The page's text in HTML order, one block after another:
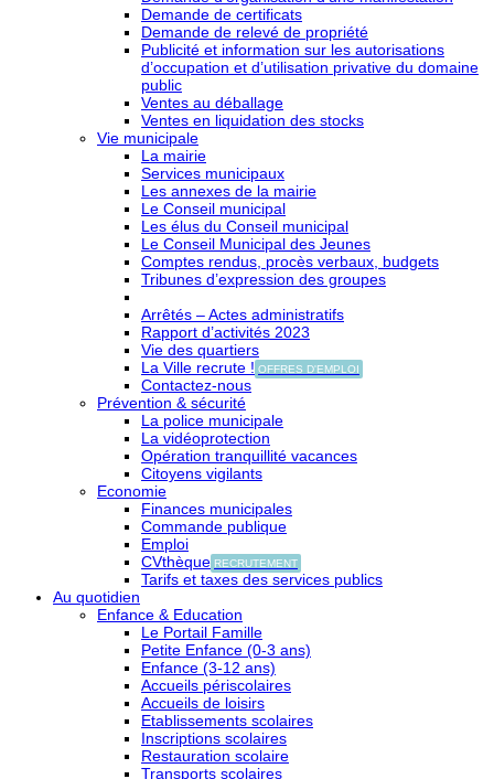
Demande de certificats
Demande de relevé de propriété
Publicité et information sur les autorisations
d’occupation et d’utilisation privative du domaine
public
Ventes au déballage
Ventes en liquidation des stocks
Vie municipale
La mairie
Services municipaux
Les annexes de la mairie
Le Conseil municipal
Les élus du Conseil municipal
Le Conseil Municipal des Jeunes
Comptes rendus, procès verbaux, budgets
Tribunes d’expression des groupes
Arrêtés – Actes administratifs
Rapport d’activités 2023
Vie des quartiers
La Ville recrute ! OFFRES D'EMPLOI
Contactez-nous
Prévention & sécurité
La police municipale
La vidéoprotection
Opération tranquillité vacances
Citoyens vigilants
Economie
Finances municipales
Commande publique
Emploi
CVthèque RECRUTEMENT
Tarifs et taxes des services publics
Au quotidien
Enfance & Education
Le Portail Famille
Petite Enfance (0-3 ans)
Enfance (3-12 ans)
Accueils périscolaires
Accueils de loisirs
Etablissements scolaires
Inscriptions scolaires
Restauration scolaire
Transports scolaires